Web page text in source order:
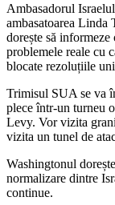
Ambasadorul
ambasatoarea Linda
dorește să informeze
problemele reale cu
blocate rezoluțiile
Trimisul SUA se va
plece într-un turneu
Levy. Vor vizita
vizita un tunel de
Washingtonul
normalizare dintre
continue.